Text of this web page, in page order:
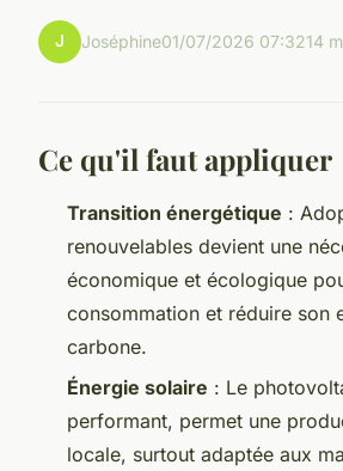
J Joséphine01/07/2026 07:3214
Ce qu'il faut appliquer
Transition énergétique :
renouvelables devient une
économique et écologique
consommation et réduire son
carbone.
Énergie solaire : Le
performant, permet une
locale, surtout adaptée aux